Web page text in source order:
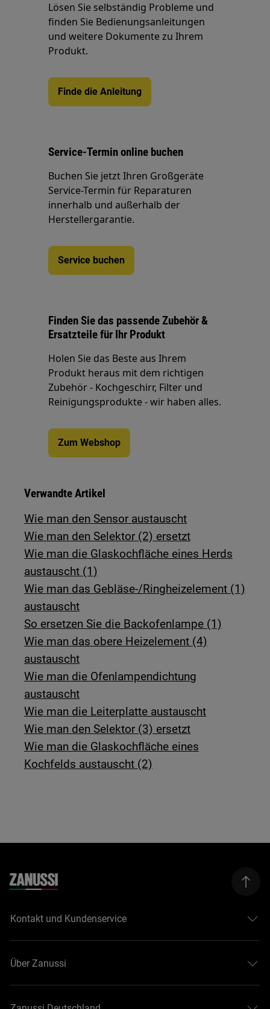
Lösen Sie selbständig Probleme und
finden Sie Bedienungsanleitungen
und weitere Dokumente zu Ihrem
Produkt.
Finde die Anleitung
Service-Termin online buchen
Buchen Sie jetzt Ihren Großgeräte
Service-Termin für Reparaturen
innerhalb und außerhalb der
Herstellergarantie.
Service buchen
Finden Sie das passende Zubehör &
Ersatzteile für Ihr Produkt
Holen Sie das Beste aus Ihrem
Produkt heraus mit dem richtigen
Zubehör - Kochgeschirr, Filter und
Reinigungsprodukte - wir haben alles.
Zum Webshop
Verwandte Artikel
Wie man den Sensor austauscht
Wie man den Selektor (2) ersetzt
Wie man die Glaskochfläche eines Herds
austauscht (1)
Wie man das Gebläse-/Ringheizelement (1)
austauscht
So ersetzen Sie die Backofenlampe (1)
Wie man das obere Heizelement (4)
austauscht
Wie man die Ofenlampendichtung
austauscht
Wie man die Leiterplatte austauscht
Wie man den Selektor (3) ersetzt
Wie man die Glaskochfläche eines
Kochfelds austauscht (2)
Kontakt und Kundenservice
Über Zanussi